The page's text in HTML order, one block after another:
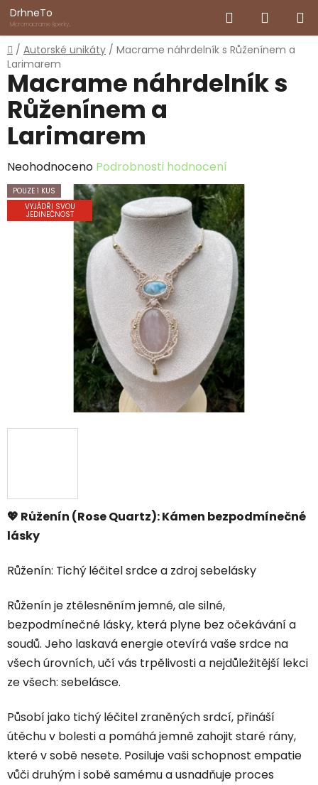
Přejít
na
obsah
DrhneTo
Micromacrame šperky
Hledat
KOŠÍK
Domů
/ Autorské unikáty / Macrame náhrdelník s Růženínem a
Larimarem
💖 Růženín (Rose Quartz): Kámen bezpodmínečné
lásky
Růženín: Tichý léčitel srdce a zdroj sebelásky
Růženín je ztělesněním jemné, ale silné,
bezpodmínečné lásky, která plyne bez očekávání a
soudů. Jeho laskavá energie otevírá vaše srdce na
všech úrovních, učí vás trpělivosti a nejdůležitější lekci
ze všech: sebelásce.
Působí jako tichý léčitel zraněných srdcí, přináší
útěchu v bolesti a pomáhá jemně zahojit staré rány,
které v sobě nesete. Posiluje vaši schopnost empatie
vůči druhým i sobě samému a usnadňuje proces
Macrame náhrdelník s
Růženínem a
Larimarem
Průměrné
hodnocení
produktu
je
Neohodnoceno Podrobnosti hodnocení
POUZE 1 KUS
VYJÁDŘI SVOU
JEDINEČNOST